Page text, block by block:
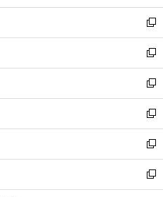
開
く
ウ
で
開
く
ン
ド
ウ
で
開
く
新
し
い
ウ
ィ
ン
ド
ウ
で
開
く
新
し
い
ウ
ィ
ン
ド
ウ
で
開
新
し
い
ウ
ィ
ン
ド
ウ
新
し
い
ウ
ィ
ン
新
し
い
ウ
新
し